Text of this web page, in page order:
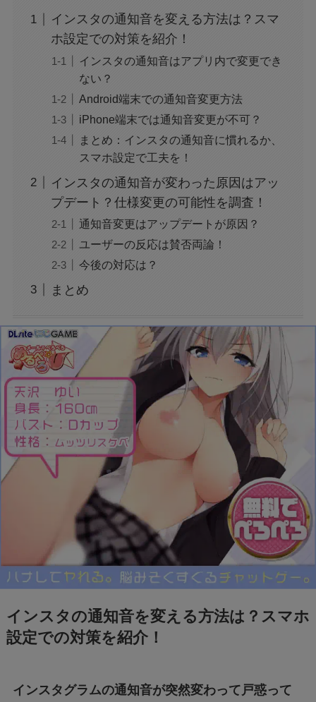
アレン様が川村エミコに怒ったのは本当？な
ジャンプ33号だけ売り切れはなぜ？ワンピース
カードが影響を与えていた？
声にならない愛は最終話やネタバレは？最後ま
MAZZEL・RYUKIのヘアメイク匂わせとは？時
モンスト抽選会の炎上理由は？謝罪と再実施の
経緯をわかりやすく解説
フェルメール展のtabiwa先行チケット待ち？ア
クセスできなくても買える？
FIFAワールドカップ2026はどこで見れる？配
BeReal 無制限はいつまで？終わりはいつな
の？注意事項についても
ミックの間違いを調査
インスタの通知音を変える方法は？スマ
ホ設定での対策を紹介！
インスタの通知音はアプリ内で変更でき
ない？
Android端末での通知音変更方法
iPhone端末では通知音変更が不可？
まとめ：インスタの通知音に慣れるか、
スマホ設定で工夫を！
インスタの通知音が変わった原因はアッ
プデート？仕様変更の可能性を調査！
通知音変更はアップデートが原因？
ユーザーの反応は賛否両論！
今後の対応は？
まとめ
インスタの通知音を変える方法は？スマホ
設定での対策を紹介！
インスタグラムの通知音が突然変わって戸惑って